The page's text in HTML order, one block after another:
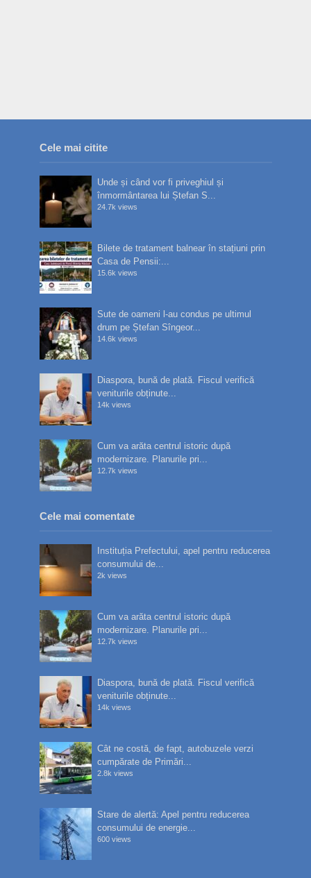
Cele mai citite
Unde și când vor fi priveghiul și
înmormântarea lui Ștefan S...
24.7k views
Bilete de tratament balnear în stațiuni prin
Casa de Pensii:...
15.6k views
Sute de oameni l-au condus pe ultimul
drum pe Ștefan Sîngeor...
14.6k views
Diaspora, bună de plată. Fiscul verifică
veniturile obținute...
14k views
Cum va arăta centrul istoric după
modernizare. Planurile pri...
12.7k views
Cele mai comentate
Instituția Prefectului, apel pentru reducerea
consumului de...
2k views
Cum va arăta centrul istoric după
modernizare. Planurile pri...
12.7k views
Diaspora, bună de plată. Fiscul verifică
veniturile obținute...
14k views
Cât ne costă, de fapt, autobuzele verzi
cumpărate de Primări...
2.8k views
Stare de alertă: Apel pentru reducerea
consumului de energie...
600 views